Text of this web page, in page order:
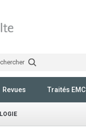
Revues Traités EMC